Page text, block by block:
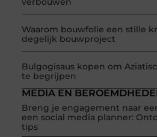
Waarom bouwfolie een stille
degelijk bouwproject
Bulgogisaus kopen om
te begrijpen
MEDIA EN
Breng je engagement naar
een social media planner:
tips